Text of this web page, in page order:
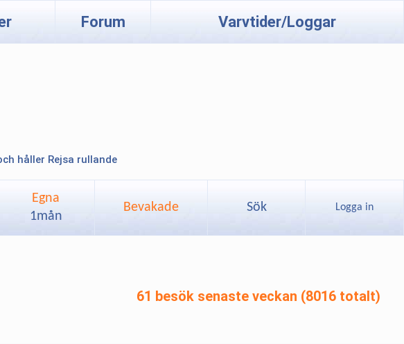
Forum Varvtider/Loggar
håller Rejsa rullande
Egna
1mån
Bevakade Sök Logga in
61 besök senaste veckan (8016 totalt)